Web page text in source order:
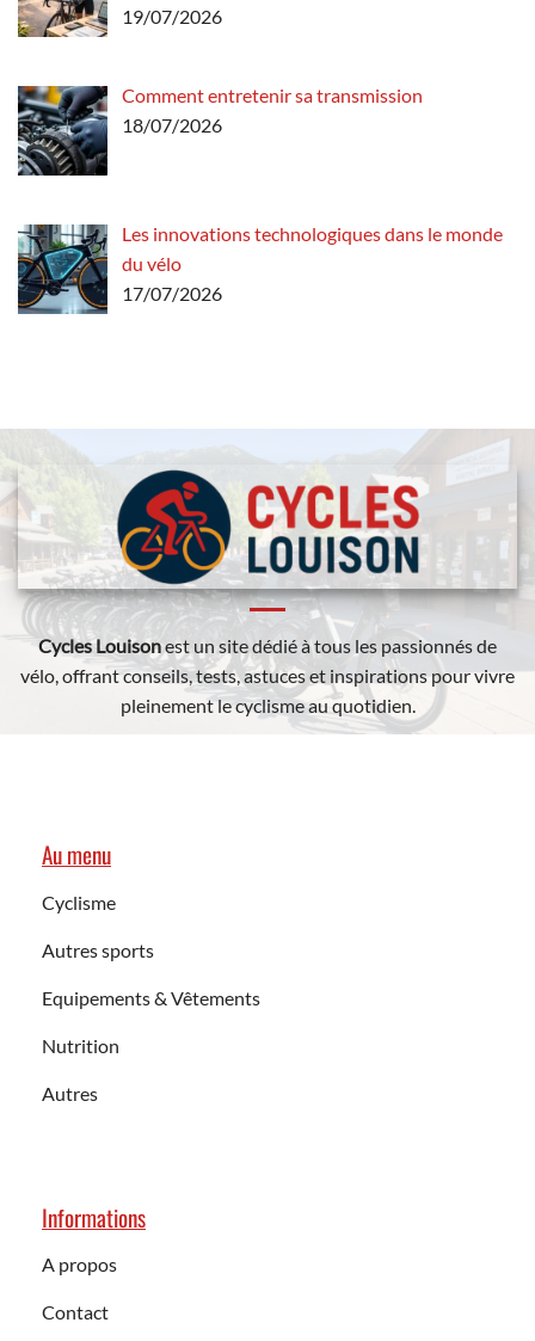
19/07/2026
Comment entretenir sa transmission
18/07/2026
Les innovations technologiques dans le monde
du vélo
17/07/2026
Cycles Louisonest un site dédié à tous les passionnés de
vélo, offrant conseils, tests, astuces et inspirations pour vivre
pleinement le cyclisme au quotidien.
Au menu
Cyclisme
Autres sports
Equipements & Vêtements
Nutrition
Autres
Informations
A propos
Contact